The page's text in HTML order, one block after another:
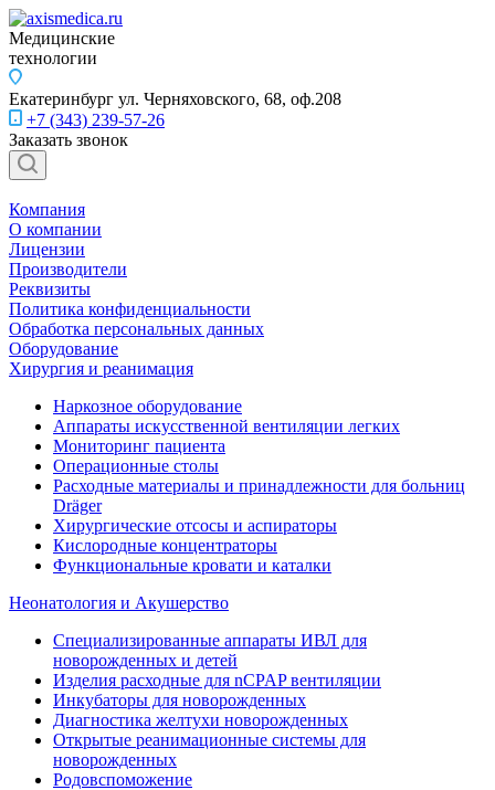
Медицинские
технологии
Екатеринбург ул. Черняховского, 68, оф.208
+7 (343) 239-57-26
Заказать звонок
Компания
О компании
Лицензии
Производители
Реквизиты
Политика конфиденциальности
Обработка персональных данных
Оборудование
Хирургия и реанимация
Наркозное оборудование
Аппараты искусственной вентиляции легких
Мониторинг пациента
Операционные столы
Расходные материалы и принадлежности для больниц
Dräger
Хирургические отсосы и аспираторы
Кислородные концентраторы
Функциональные кровати и каталки
Неонатология и Акушерство
Специализированные аппараты ИВЛ для
новорожденных и детей
Изделия расходные для nCPAP вентиляции
Инкубаторы для новорожденных
Диагностика желтухи новорожденных
Открытые реанимационные системы для
новорожденных
Родовспоможение